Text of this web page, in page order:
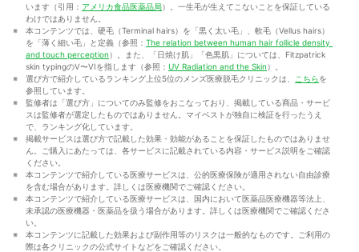
います（引用： アメリカ食品医薬品局）。一生毛が生えてこないことを保証している
わけではありません。
本コンテンツでは、硬毛（Terminal hairs）を「黒く太い毛」、軟毛（Vellus hairs）
を「薄く細い毛」と定義（参照： The relation between human hair follicle density
and touch perception）。また、「日焼け肌」「色黒肌」については、Fitzpatrick
skin typingのV〜VIを指します（参照： UV Radiation and the Skin）。
選び方で紹介しているランキング上位5位のメンズ医療脱毛クリニックは、
こちらを
参照しています。
監修者は「選び方」についてのみ監修をおこなっており、掲載している商品・サービ
スは監修者が選定したものではありません。マイベストが独自に検証を行ったうえ
で、ランキング化しています。
掲載サービスは選び方で記載した効果・効能があることを保証したものではありませ
ん。ご購入にあたっては、各サービスに記載されている内容・サービス説明をご確認
ください。
本コンテンツで紹介している医療サービスは、公的医療保険が適用されない自由診療
を含む場合があります。詳しくは医療機関でご確認ください。
本コンテンツで紹介している医療サービスは、国内において医薬品医療機器等法上、
未承認の医療機器・医薬品を扱う場合があります。詳しくは医療機関でご確認くださ
い。
本コンテンツに記載した効果および副作用等のリスクは一般的なものです。ご利用の
際は各クリニックの公式サイトなどをご確認ください。